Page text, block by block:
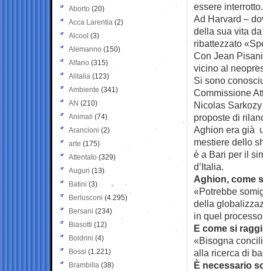
essere interrotto.
Ad Harvard –
della sua vita
ribattezzato
Con Jean
vicino al
Si sono
Commissione
Nicolas
proposte di
Aghion era già
mestiere dello
è a Bari per il
d’Italia.
Aghion, come
«Potrebbe
della
in quel
E come si
«Bisogna
alla ricerca di
È necessario
Aborto (20)
Acca Larentia (2)
Alcool (3)
Alemanno (150)
Alfano (315)
Alitalia (123)
Ambiente (341)
AN (210)
Animali (74)
Arancioni (2)
arte (175)
Attentato (329)
Auguri (13)
Batini (3)
Berlusconi (4.295)
Bersani (234)
Biasotti (12)
Boldrini (4)
Bossi (1.221)
Brambilla (38)